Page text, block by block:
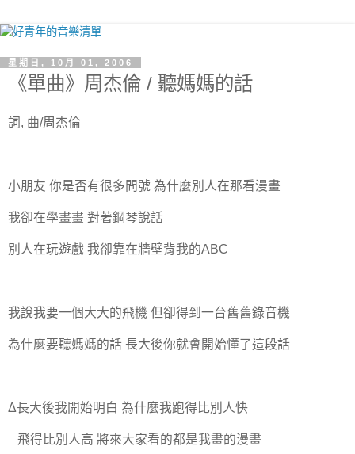
星期日, 10月 01, 2006
《單曲》周杰倫 / 聽媽媽的話
詞, 曲/周杰倫
小朋友 你是否有很多問號 為什麼別人在那看漫畫
我卻在學畫畫 對著鋼琴說話
別人在玩遊戲 我卻靠在牆壁背我的ABC
我說我要一個大大的飛機 但卻得到一台舊舊錄音機
為什麼要聽媽媽的話 長大後你就會開始懂了這段話
Δ長大後我開始明白 為什麼我跑得比別人快
飛得比別人高 將來大家看的都是我畫的漫畫